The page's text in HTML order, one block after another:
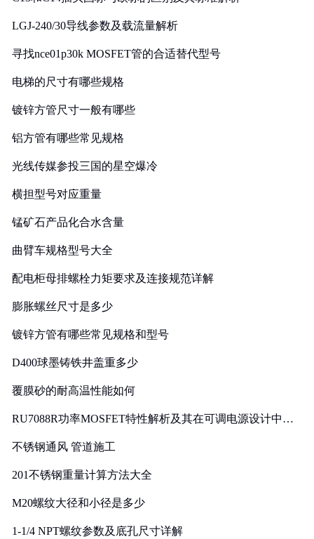
LGJ-240/30导线参数及载流量解析
寻找nce01p30k MOSFET管的合适替代型号
电梯的尺寸有哪些规格
镀锌方管尺寸一般有哪些
铝方管有哪些常见规格
光线传媒参投三国的星空爆冷
横担型号对应重量
锰矿石产品化合水含量
曲臂车规格型号大全
配电柜母排螺栓力矩要求及连接规范详解
膨胀螺丝尺寸是多少
镀锌方管有哪些常见规格和型号
D400球墨铸铁井盖重多少
覆膜砂的耐高温性能如何
RU7088R功率MOSFET特性解析及其在可调电源设计中的
不锈钢通风 管道施工
201不锈钢重量计算方法大全
M20螺纹大径和小径是多少
1-1/4 NPT螺纹参数及底孔尺寸详解